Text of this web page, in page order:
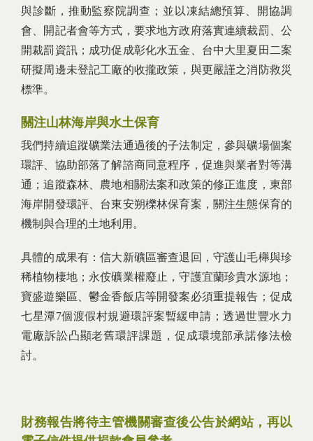
與診斷，推動監察院調查；並以凍結總預算、開協調
會、開記者會等方式，要求地方政府落實連續裁罰、公
開裁罰資訊；成功促成彰化水五金、台中大里夏田二案
研擬周邊未登記工廠的收攏政策，與更嚴謹之消防救災
標準。
關注山林海岸與水土保育
我們持續追蹤礦業法通過後的子法制定，參與礦場個案
環評、協助部落了解諮商同意程序，促進與業者對等溝
通；追蹤森林、農地相關法案和政策的修正進度，東部
海岸開發環評、台東安朔櫟林保育案，關注生態保育的
機制與合理的土地利用。
具體的成果有：信大新礦區審查退回，守護山毛櫸與珍
稀植物棲地；永侒礦業權廢止，守護宜蘭珍貴水源地；
寶盛遊樂區、鬱金香飯店等開發案必須重提報告；促成
七星潭7個渡假村規避環評案暫緩申請；透過世豐水力
電廠訴訟凸顯老舊環評課題，促成環境部承諾修法檢
討。
財務報告將待主管機關審查後公告於網站，再以